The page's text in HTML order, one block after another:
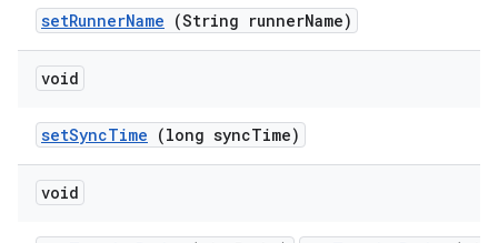
setRunnerName (String runnerName)
void
setSyncTime (long syncTime)
void